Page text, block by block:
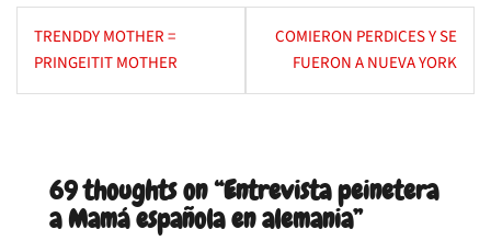
Navegación
de
entradas
TRENDDY MOTHER =
PRINGEITIT MOTHER
COMIERON PERDICES Y SE
FUERON A NUEVA YORK
69 thoughts on “Entrevista peinetera
a Mamá española en alemania”